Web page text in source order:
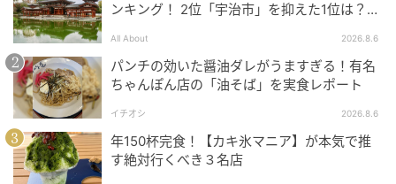
ンキング！ 2位「宇治市」を抑えた1位は？
All About 2026.8.6
パンチの効いた醤油ダレがうますぎる！有名
ちゃんぽん店の「油そば」を実食レポート
イチオシ 2026.8.6
年150杯完食！【カキ氷マニア】が本気で推
す絶対行くべき３名店